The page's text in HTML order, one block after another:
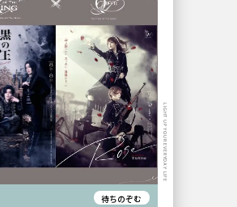
待ちのぞむ
LIGHT UP YOUR EVERYDAY LIFE